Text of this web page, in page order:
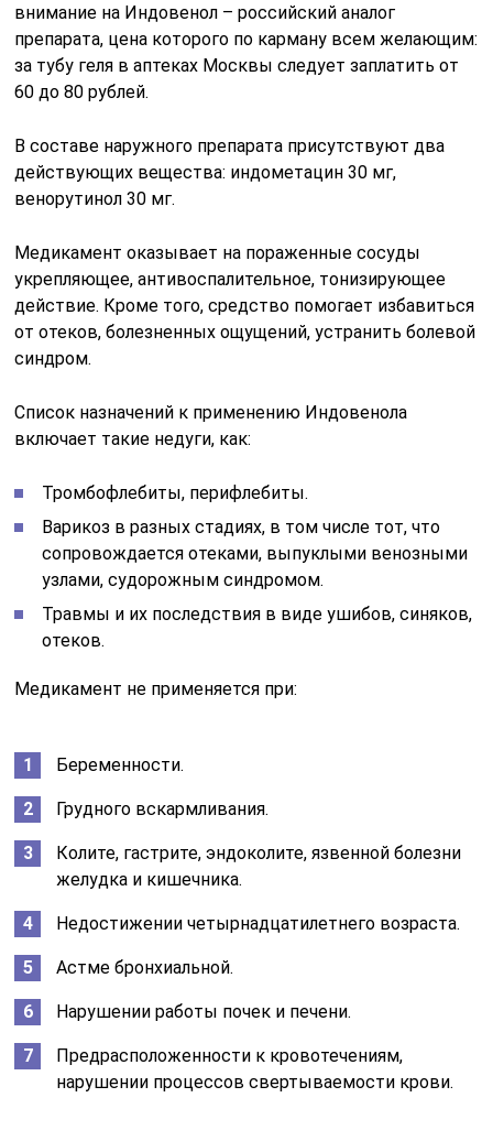
внимание на Индовенол – российский аналог
препарата, цена которого по карману всем желающим:
за тубу геля в аптеках Москвы следует заплатить от
60 до 80 рублей.
В составе наружного препарата присутствуют два
действующих вещества: индометацин 30 мг,
венорутинол 30 мг.
Медикамент оказывает на пораженные сосуды
укрепляющее, антивоспалительное, тонизирующее
действие. Кроме того, средство помогает избавиться
от отеков, болезненных ощущений, устранить болевой
синдром.
Список назначений к применению Индовенола
включает такие недуги, как:
Тромбофлебиты, перифлебиты.
Варикоз в разных стадиях, в том числе тот, что
сопровождается отеками, выпуклыми венозными
узлами, судорожным синдромом.
Травмы и их последствия в виде ушибов, синяков,
отеков.
Медикамент не применяется при:
Беременности.
Грудного вскармливания.
Колите, гастрите, эндоколите, язвенной болезни
желудка и кишечника.
Недостижении четырнадцатилетнего возраста.
Астме бронхиальной.
Нарушении работы почек и печени.
Предрасположенности к кровотечениям,
нарушении процессов свертываемости крови.